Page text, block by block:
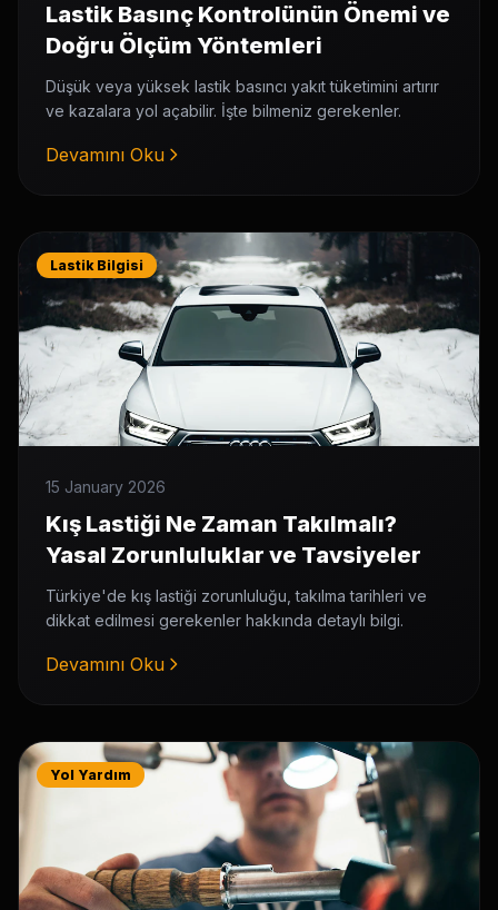
Lastik Basınç Kontrolünün Önemi ve
Doğru Ölçüm Yöntemleri
Düşük veya yüksek lastik basıncı yakıt tüketimini artırır
ve kazalara yol açabilir. İşte bilmeniz gerekenler.
Devamını Oku
Lastik Bilgisi
15 January 2026
Kış Lastiği Ne Zaman Takılmalı?
Yasal Zorunluluklar ve Tavsiyeler
Türkiye'de kış lastiği zorunluluğu, takılma tarihleri ve
dikkat edilmesi gerekenler hakkında detaylı bilgi.
Devamını Oku
Yol Yardım